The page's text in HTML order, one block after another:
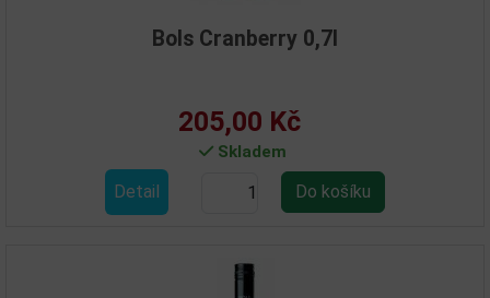
Bols Cranberry 0,7l
205,00 Kč
Skladem
Detail